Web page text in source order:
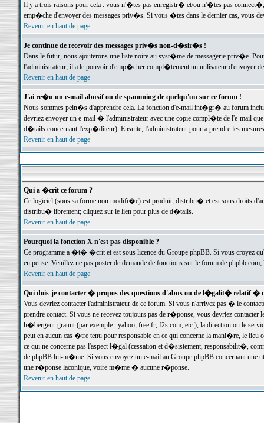
Il y a trois raisons pour cela : vous n'�tes pas enregistr� et/ou n'�tes pas
emp�che d'envoyer des messages priv�s. Si vous �tes dans le dernier cas, vous
Revenir en haut de page
Je continue de recevoir des messages priv�s non-d�sir�s !
Dans le futur, nous ajouterons une liste noire au syst�me de messagerie priv�e.
l'administrateur; il a le pouvoir d'emp�cher compl�tement un utilisateur d'envoyer
Revenir en haut de page
J'ai re�u un e-mail abusif ou de spamming de quelqu'un sur ce forum !
Nous sommes pein�s d'apprendre cela. La fonction d'e-mail int�gr� au forum inclut
devriez envoyer un e-mail � l'administrateur avec une copie compl�te de l'e-mail
d�tails concernant l'exp�diteur). Ensuite, l'administrateur pourra prendre les
Revenir en haut de page
Qui a �crit ce forum ?
Ce logiciel (sous sa forme non modifi�e) est produit, distribu� et est sous droits
distribu� librement; cliquez sur le lien pour plus de d�tails.
Revenir en haut de page
Pourquoi la fonction X n'est pas disponible ?
Ce programme a �t� �crit et est sous licence du Groupe phpBB. Si vous croyez
en pense. Veuillez ne pas poster de demande de fonctions sur le forum de
Revenir en haut de page
Qui dois-je contacter � propos des questions d'abus ou de l�galit� relatif �
Vous devriez contacter l'administrateur de ce forum. Si vous n'arrivez pas � le
prendre contact. Si vous ne recevez toujours pas de r�ponse, vous devriez
h�bergeur gratuit (par exemple : yahoo, free.fr, f2s.com, etc.), la direction ou le
peut en aucun cas �tre tenu pour responsable en ce qui concerne la mani�re, le
ce qui ne concerne pas l'aspect l�gal (cessation et d�sistement, responsabilit�,
de phpBB lui-m�me. Si vous envoyez un e-mail au Groupe phpBB concernant une
une r�ponse laconique, voire m�me � aucune r�ponse.
Revenir en haut de page